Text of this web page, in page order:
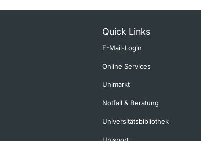
Quick Links
E-Mail-Login
Online Services
Unimarkt
Notfall & Beratung
Universitätsbibliothek
Unisport